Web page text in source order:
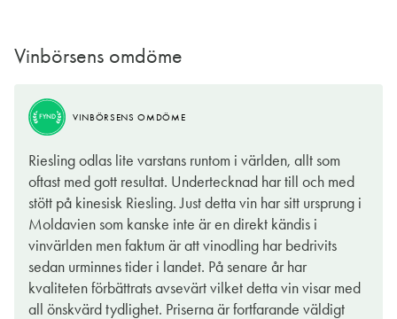
Vinbörsens omdöme
FYND VINBÖRSENS OMDÖME
Riesling odlas lite varstans runtom i världen, allt som
oftast med gott resultat. Undertecknad har till och med
stött på kinesisk Riesling. Just detta vin har sitt ursprung i
Moldavien som kanske inte är en direkt kändis i
vinvärlden men faktum är att vinodling har bedrivits
sedan urminnes tider i landet. På senare år har
kvaliteten förbättrats avsevärt vilket detta vin visar med
all önskvärd tydlighet. Priserna är fortfarande väldigt
TIPS VINBÖRSENS OMDÖME
med denna Riesling är det just det vi får göra. Även om landet
känns något annorlunda, är vinet i glaset inte det, vilket jag
menar i positiv bemärkelse.
Detta vin har en tilltalande doft av exotisk frukt och vita
blommor. På smaken är det friskt med en lätt sötma som
förstärks av den varma frukten. Det är lättdrucket och är därför
enkelt att placera in i diverse sammanhang i sommar. Det